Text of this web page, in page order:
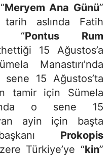
Meryem Ana Günü”
aslında Fatih
“Pontus Rum
15 Ağustos’a
Manastırı’nda
15 Ağustos’ta
tamir için Sümela
o sene 15
ayin için başta
Prokopis
Türkiye’ye “kin”